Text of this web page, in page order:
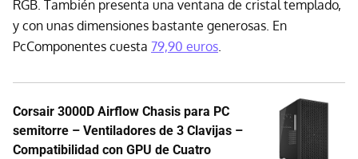
RGB. También presenta una ventana de cristal templado,
y con unas dimensiones bastante generosas. En
PcComponentes cuesta 79,90 euros.
Corsair 3000D Airflow Chasis para PC
semitorre – Ventiladores de 3 Clavijas –
Compatibilidad con GPU de Cuatro